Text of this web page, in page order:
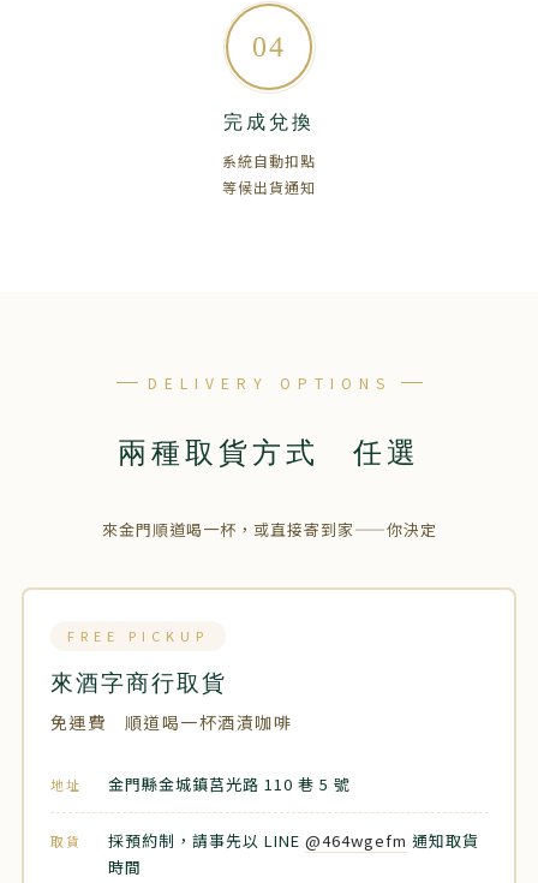
04
完成兌換
系統自動扣點
等候出貨通知
DELIVERY OPTIONS
兩種取貨方式 任選
來金門順道喝一杯，或直接寄到家——你決定
FREE PICKUP
來酒字商行取貨
免運費 順道喝一杯酒漬咖啡
地址 金門縣金城鎮莒光路 110 巷 5 號
取貨 採預約制，請事先以 LINE @464wgefm 通知取貨
時間